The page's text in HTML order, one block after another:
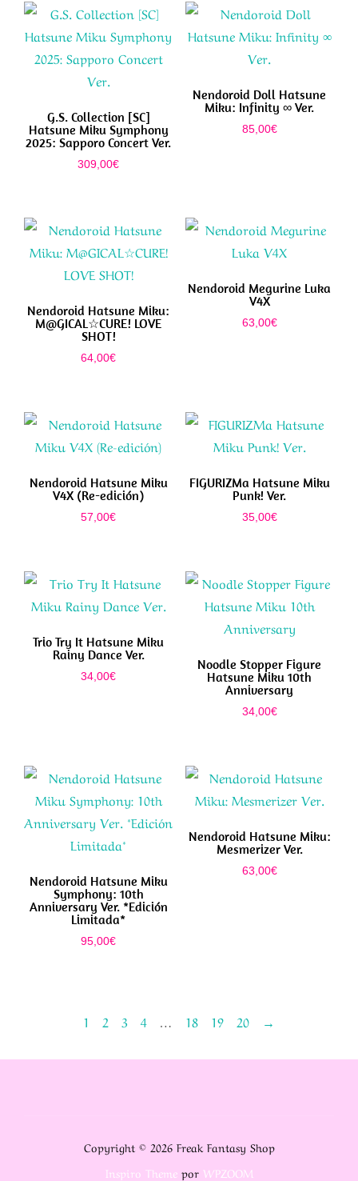
G.S. Collection [SC]
Hatsune Miku Symphony
2025: Sapporo Concert Ver.
309,00€
Nendoroid Doll Hatsune
Miku: Infinity ∞ Ver.
85,00€
Nendoroid Hatsune Miku:
M@GICAL☆CURE! LOVE
SHOT!
64,00€
Nendoroid Megurine Luka
V4X
63,00€
Nendoroid Hatsune Miku
V4X (Re-edición)
57,00€
FIGURIZMa Hatsune Miku
Punk! Ver.
35,00€
Trio Try It Hatsune Miku
Rainy Dance Ver.
34,00€
Noodle Stopper Figure
Hatsune Miku 10th
Anniversary
34,00€
Nendoroid Hatsune Miku
Symphony: 10th
Anniversary Ver. *Edición
Limitada*
95,00€
Nendoroid Hatsune Miku:
Mesmerizer Ver.
63,00€
1 2 3 4 … 18 19 20 →
Copyright © 2026 Freak Fantasy Shop
Inspiro Themepor WPZOOM